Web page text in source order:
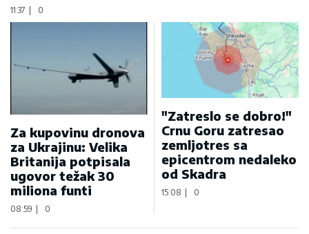
11:37 0
Za kupovinu dronova
za Ukrajinu: Velika
Britanija potpisala
ugovor težak 30
miliona funti
08:59 0
"Zatreslo se dobro!"
Crnu Goru zatresao
zemljotres sa
epicentrom nedaleko
od Skadra
15:08 | 0